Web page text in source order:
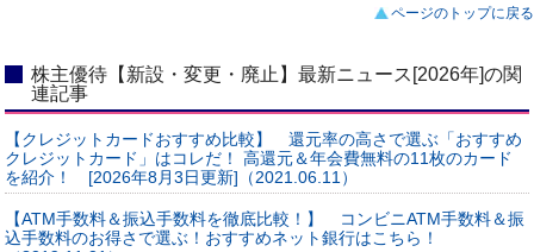
ページのトップに戻る
株主優待【新設・変更・廃止】最新ニュース[2026年]の関
連記事
【クレジットカードおすすめ比較】 還元率の高さで選ぶ「おすすめ
クレジットカード」はコレだ！ 高還元＆年会費無料の11枚のカード
を紹介！ [2026年8月3日更新]（2021.06.11）
【ATM手数料＆振込手数料を徹底比較！】 コンビニATM手数料＆振
込手数料のお得さで選ぶ！おすすめネット銀行はこちら！